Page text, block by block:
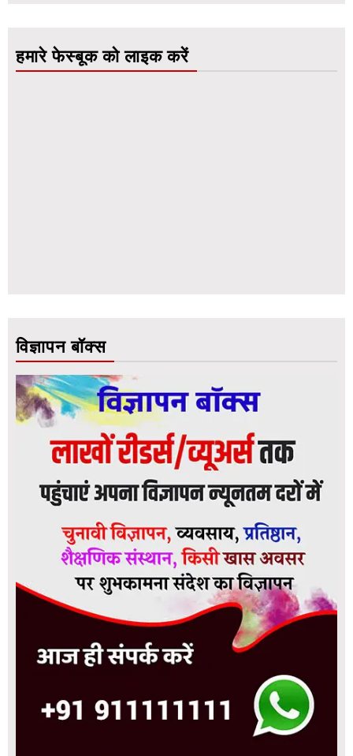
हमारे फेस्बूक को लाइक करें
विज्ञापन बॉक्स